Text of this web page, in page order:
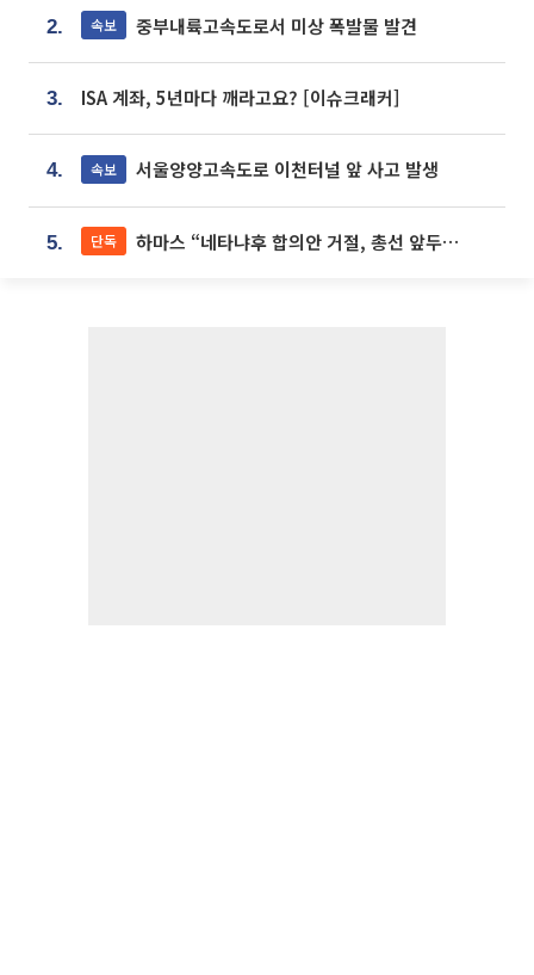
2. 속보 중부내륙고속도로서 미상 폭발물 발견
3. ISA 계좌, 5년마다 깨라고요? [이슈크래커]
4. 속보 서울양양고속도로 이천터널 앞 사고 발생
5. 단독 하마스 “네타냐후 합의안 거절, 총선 앞두고 시간 끌기”